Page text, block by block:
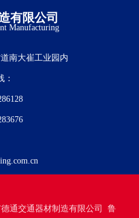
有限公司
Manufacturing
冷却器、铝管式机油冷却器、
冷却器、中冷器-空对空冷却器、
西安法士特、一汽青岛、长安
箱、奇瑞汽车、富林精工等国
南大崔工业园内
通交通器材制造有限公司 鲁